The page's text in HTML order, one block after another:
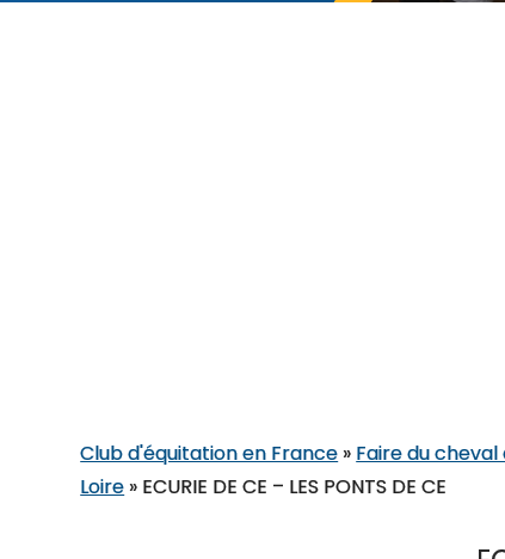
Club d'équitation en France » Faire du cheval
Loire » ECURIE DE CE – LES PONTS DE CE